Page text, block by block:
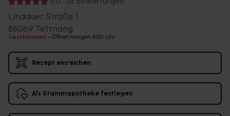
Lindauer Straße 1
88069 Tettnang
Geschlossen • Öffnet morgen 8:00 Uhr
Rezept einreichen
Als Stammapotheke festlegen